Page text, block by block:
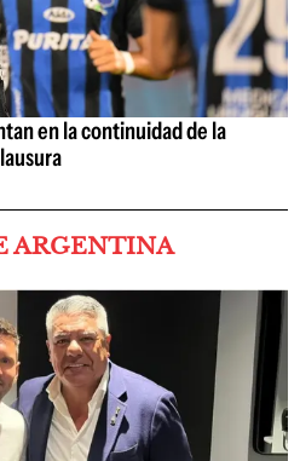
en la continuidad de la
ARGENTINA